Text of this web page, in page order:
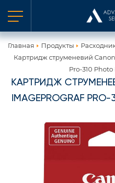
Главная Продукты
Картридж струменевий
Pro-310
КАРТРИДЖ
IMAGEPROGRAF PRO-